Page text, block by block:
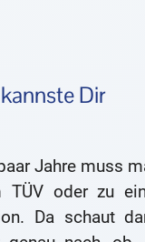
Dir
Jahre muss
oder zu
Da schaut